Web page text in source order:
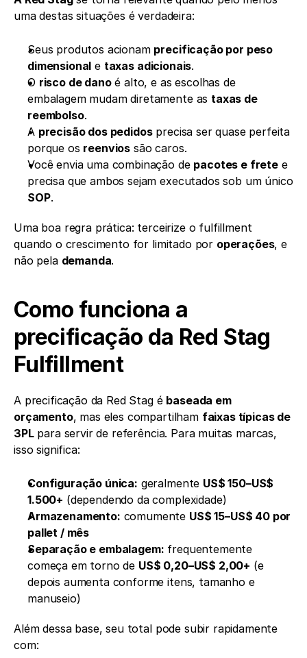
uma destas situações é verdadeira:
Seus produtos acionam precificação por peso
dimensional e taxas adicionais.
O risco de dano é alto, e as escolhas de
embalagem mudam diretamente as taxas de
reembolso.
A precisão dos pedidos precisa ser quase perfeita
porque os reenvios são caros.
Você envia uma combinação de pacotes e frete e
SOP.
Uma boa regra prática: terceirize o fulfillment
quando o crescimento for limitado por operações, e
não pela demanda.
Como funciona a
precificação da Red Stag
Fulfillment
A precificação da Red Stag é baseada em
orçamento, mas eles compartilham faixas típicas de
3PL para servir de referência. Para muitas marcas,
isso significa:
Configuração única: geralmente US$ 150–US$
1.500+ (dependendo da complexidade)
Armazenamento: comumente US$ 15–US$ 40 por
pallet / mês
Separação e embalagem: frequentemente
começa em torno de US$ 0,20–US$ 2,00+ (e
depois aumenta conforme itens, tamanho e
manuseio)
Além dessa base, seu total pode subir rapidamente
com: